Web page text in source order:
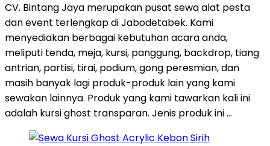
CV. Bintang Jaya merupakan pusat sewa alat pesta
dan event terlengkap di Jabodetabek. Kami
menyediakan berbagai kebutuhan acara anda,
meliputi tenda, meja, kursi, panggung, backdrop, tiang
antrian, partisi, tirai, podium, gong peresmian, dan
masih banyak lagi produk-produk lain yang kami
sewakan lainnya. Produk yang kami tawarkan kali ini
adalah kursi ghost transparan. Jenis produk ini …